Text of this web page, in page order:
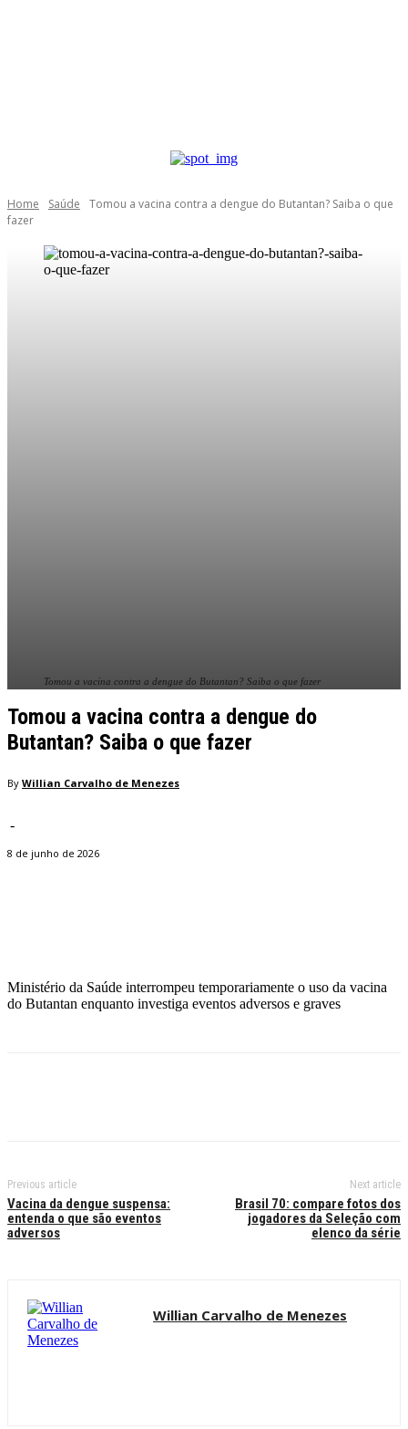
Home Saúde
Tomou a vacina contra a dengue do Butantan? Saiba o que
fazer
Tomou a vacina contra a dengue do Butantan? Saiba o que fazer
Tomou a vacina contra a dengue do
Butantan? Saiba o que fazer
By Willian Carvalho de Menezes
-
8 de junho de 2026
Ministério da Saúde interrompeu temporariamente o uso da vacina
do Butantan enquanto investiga eventos adversos e graves
Previous article
Vacina da dengue suspensa:
entenda o que são eventos
adversos
Next article
Brasil 70: compare fotos dos
jogadores da Seleção com
elenco da série
Willian Carvalho de Menezes